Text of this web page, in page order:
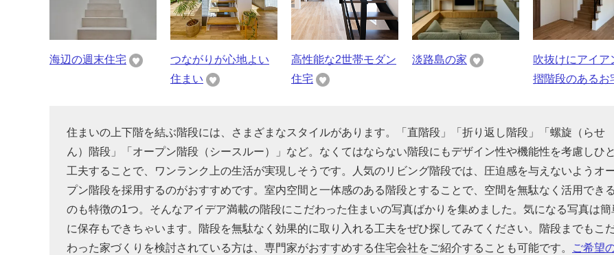
海辺の週末住宅
つながりが心地よい
住まい
高性能な2世帯モダン
住宅
淡路島の家
吹抜けにアイア
摺階段のあるお
住まいの上下階を結ぶ階段には、さまざまなスタイルがあります。「直階段」「折り返し階段」「螺旋（らせ
ん）階段」「オープン階段（シースルー）」など。なくてはならない階段にもデザイン性や機能性を考慮しひと
工夫することで、ワンランク上の生活が実現しそうです。人気のリビング階段では、圧迫感を与えないようオ
プン階段を採用するのがおすすめです。室内空間と一体感のある階段とすることで、空間を無駄なく活用できる
のも特徴の1つ。そんなアイデア満載の階段にこだわった住まいの写真ばかりを集めました。気になる写真は簡
に保存もできちゃいます。階段を無駄なく効果的に取り入れる工夫をぜひ探してみてください。階段までもこ
わった家づくりを検討されている方は、専門家がおすすめする住宅会社をご紹介することも可能です。
ご希望